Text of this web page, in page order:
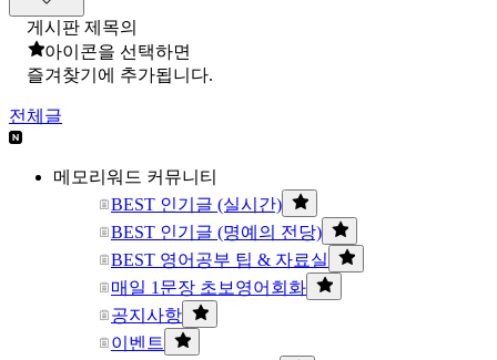
게시판 제목의
아이콘을 선택하면
즐겨찾기에 추가됩니다.
전체글
메모리워드 커뮤니티
BEST 인기글 (실시간)
BEST 인기글 (명예의 전당)
BEST 영어공부 팁 & 자료실
매일 1문장 초보영어회화
공지사항
이벤트